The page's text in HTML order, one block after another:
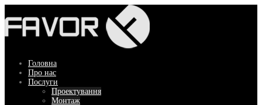
до
вмісту
Головна
Про нас
Послуги
Проектування
Монтаж